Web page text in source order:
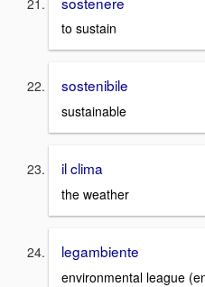
to sustain
sostenibile
sustainable
il clima
the weather
legambiente
environmental league